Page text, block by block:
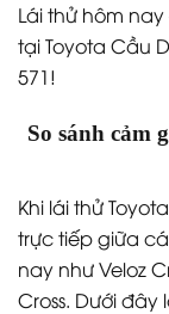
Lái thử hôm
tại Toyota Cầu
571!
So sánh cảm
Khi lái thử
trực tiếp giữa
nay như Veloz
Cross. Dưới